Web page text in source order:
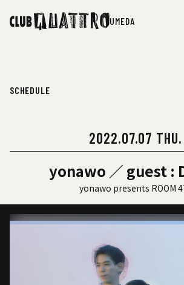
UMEDA
SCHEDULE
2022.07.07 THU.
yonawo ／ guest :
yonawo presents ROOM